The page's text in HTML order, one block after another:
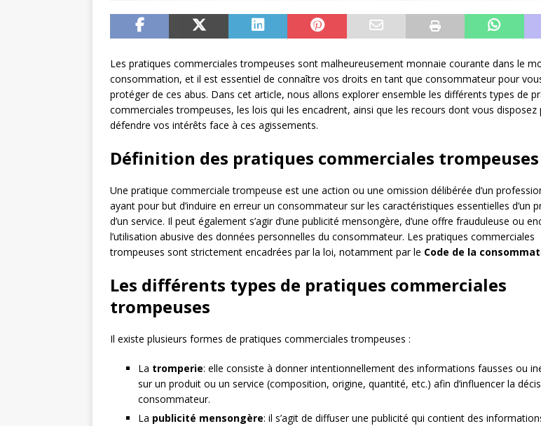
Les pratiques commerciales trompeuses sont malheureusement monnaie courante dans le
consommation, et il est essentiel de connaître vos droits en tant que consommateur pour
protéger de ces abus. Dans cet article, nous allons explorer ensemble les différents types de
commerciales trompeuses, les lois qui les encadrent, ainsi que les recours dont vous disposez
défendre vos intérêts face à ces agissements.
Définition des pratiques commerciales trompeuses
Une pratique commerciale trompeuse est une action ou une omission délibérée d’un
ayant pour but d’induire en erreur un consommateur sur les caractéristiques essentielles d’un
d’un service. Il peut également s’agir d’une publicité mensongère, d’une offre frauduleuse ou
l’utilisation abusive des données personnelles du consommateur. Les pratiques commerciales
trompeuses sont strictement encadrées par la loi, notamment par le Code de la
Les différents types de pratiques commerciales
trompeuses
Il existe plusieurs formes de pratiques commerciales trompeuses :
La tromperie: elle consiste à donner intentionnellement des informations fausses ou
sur un produit ou un service (composition, origine, quantité, etc.) afin d’influencer la
consommateur.
La publicité mensongère: il s’agit de diffuser une publicité qui contient des